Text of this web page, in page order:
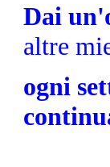
Dai
altre
ogni